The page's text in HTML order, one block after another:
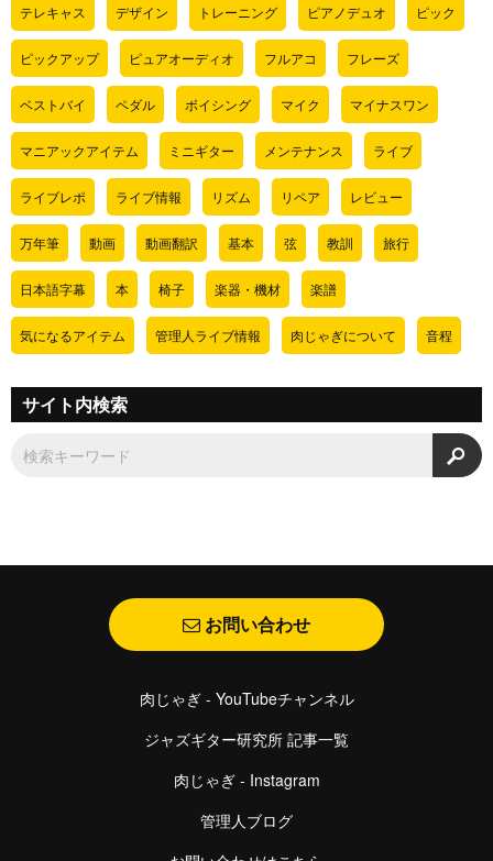
テレキャス デザイン トレーニング ピアノデュオ ピック
ピックアップ ピュアオーディオ フルアコ フレーズ
ベストバイ ペダル ボイシング マイク マイナスワン
マニアックアイテム ミニギター メンテナンス ライブ
ライブレポ ライブ情報 リズム リペア レビュー
万年筆 動画 動画翻訳 基本 弦 教訓 旅行
日本語字幕 本 椅子 楽器・機材 楽譜
気になるアイテム 管理人ライブ情報 肉じゃぎについて 音程
サイト内検索
検
お問い合わせ
肉じゃぎ - YouTubeチャンネル
ジャズギター研究所 記事一覧
肉じゃぎ - Instagram
管理人ブログ